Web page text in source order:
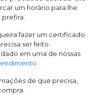
um horário para lhe
fazer um certificado
ser feito
em uma de nossas
de que precisa,